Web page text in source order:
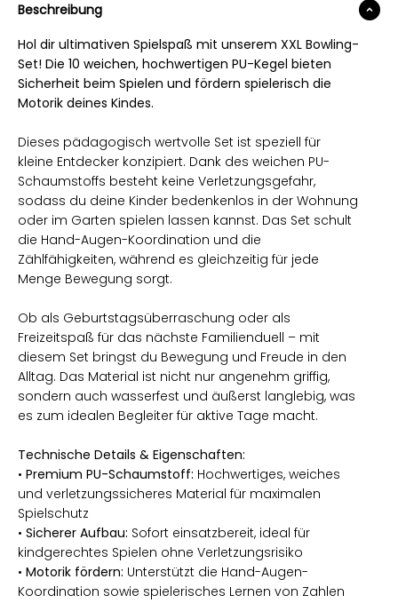
Beschreibung
Hol dir ultimativen Spielspaß mit unserem XXL Bowling-
Set! Die 10 weichen, hochwertigen PU-Kegel bieten
Sicherheit beim Spielen und fördern spielerisch die
Motorik deines Kindes.
Dieses pädagogisch wertvolle Set ist speziell für
kleine Entdecker konzipiert. Dank des weichen PU-
Schaumstoffs besteht keine Verletzungsgefahr,
sodass du deine Kinder bedenkenlos in der Wohnung
oder im Garten spielen lassen kannst. Das Set schult
die Hand-Augen-Koordination und die
Zählfähigkeiten, während es gleichzeitig für jede
Menge Bewegung sorgt.
Ob als Geburtstagsüberraschung oder als
Freizeitspaß für das nächste Familienduell – mit
diesem Set bringst du Bewegung und Freude in den
Alltag. Das Material ist nicht nur angenehm griffig,
sondern auch wasserfest und äußerst langlebig, was
es zum idealen Begleiter für aktive Tage macht.
Technische Details & Eigenschaften:
• Premium PU-Schaumstoff: Hochwertiges, weiches
und verletzungssicheres Material für maximalen
Spielschutz
• Sicherer Aufbau: Sofort einsatzbereit, ideal für
kindgerechtes Spielen ohne Verletzungsrisiko
• Motorik fördern: Unterstützt die Hand-Augen-
Koordination sowie spielerisches Lernen von Zahlen